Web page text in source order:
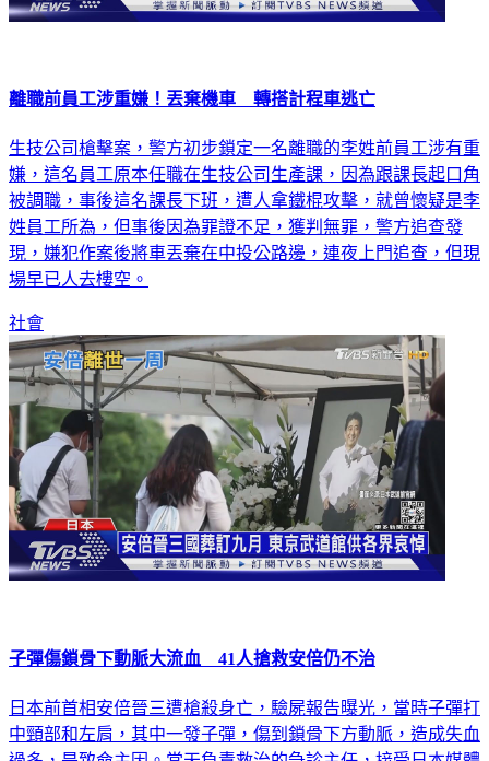
離職前員工涉重嫌！丟棄機車 轉搭計程車逃亡
生技公司槍擊案，警方初步鎖定一名離職的李姓前員工涉有重
嫌，這名員工原本任職在生技公司生產課，因為跟課長起口角
被調職，事後這名課長下班，遭人拿鐵棍攻擊，就曾懷疑是李
姓員工所為，但事後因為罪證不足，獲判無罪，警方追查發
現，嫌犯作案後將車丟棄在中投公路邊，連夜上門追查，但現
場早已人去樓空。
社會
子彈傷鎖骨下動脈大流血 41人搶救安倍仍不治
日本前首相安倍晉三遭槍殺身亡，驗屍報告曝光，當時子彈打
中頸部和左肩，其中一發子彈，傷到鎖骨下方動脈，造成失血